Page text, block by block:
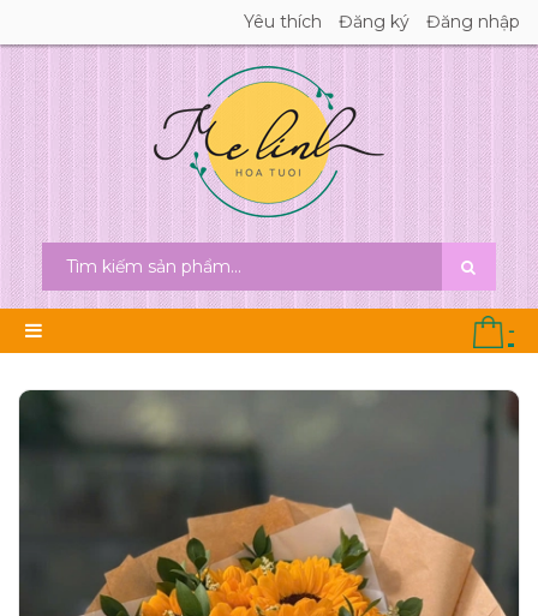
Yêu thích Đăng ký Đăng nhập
-